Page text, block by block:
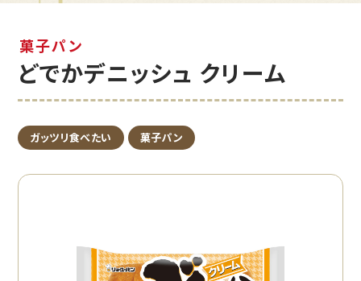
菓子パン
どでかデニッシュ クリーム
ガッツリ食べたい 菓子パン